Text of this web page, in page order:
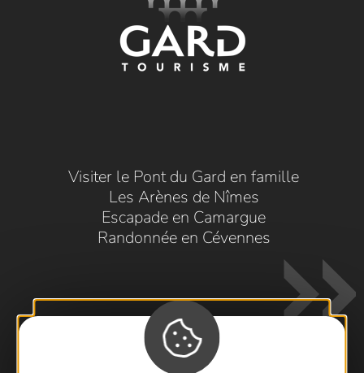
Visiter le Pont du Gard en famille
Les Arènes de Nîmes
Escapade en Camargue
Randonnée en Cévennes